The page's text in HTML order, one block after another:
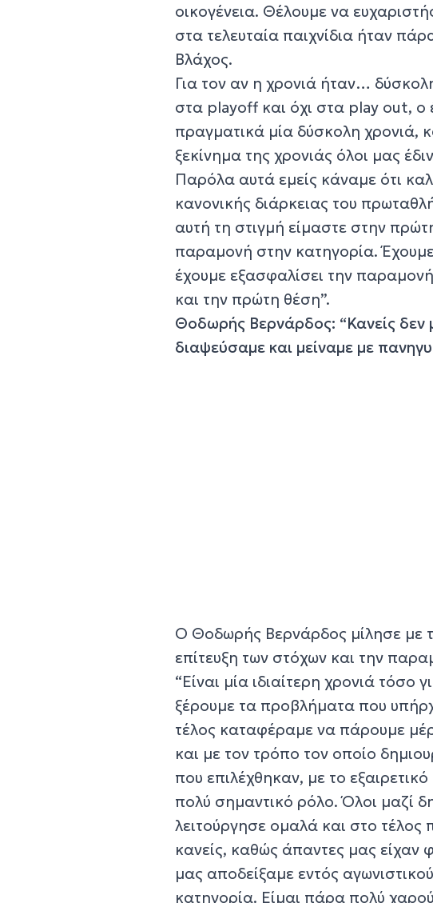
οικογένεια. Θέλουμε να
στα τελευταία παιχνίδια ήταν
Βλάχος.
Για τον αν η χρονιά ήταν…
στα playoff και όχι στα play out, ο
πραγματικά μία δύσκολη χρονιά,
ξεκίνημα της χρονιάς όλοι μας
Παρόλα αυτά εμείς κάναμε ότι
κανονικής διάρκειας του
αυτή τη στιγμή είμαστε στην
παραμονή στην κατηγορία.
έχουμε εξασφαλίσει την
και την πρώτη θέση”.
Θοδωρής Βερνάρδος: “Κανείς δεν
διαψεύσαμε και μείναμε με
Ο Θοδωρής Βερνάρδος μίλησε με
επίτευξη των στόχων και την
“Είναι μία ιδιαίτερη χρονιά
ξέρουμε τα προβλήματα που
τέλος καταφέραμε να πάρουμε
και με τον τρόπο τον οποίο
που επιλέχθηκαν, με το
πολύ σημαντικό ρόλο. Όλοι μαζί
λειτούργησε ομαλά και στο τέλος
κανείς, καθώς άπαντες μας
μας αποδείξαμε εντός
κατηγορία. Είμαι πάρα πολύ